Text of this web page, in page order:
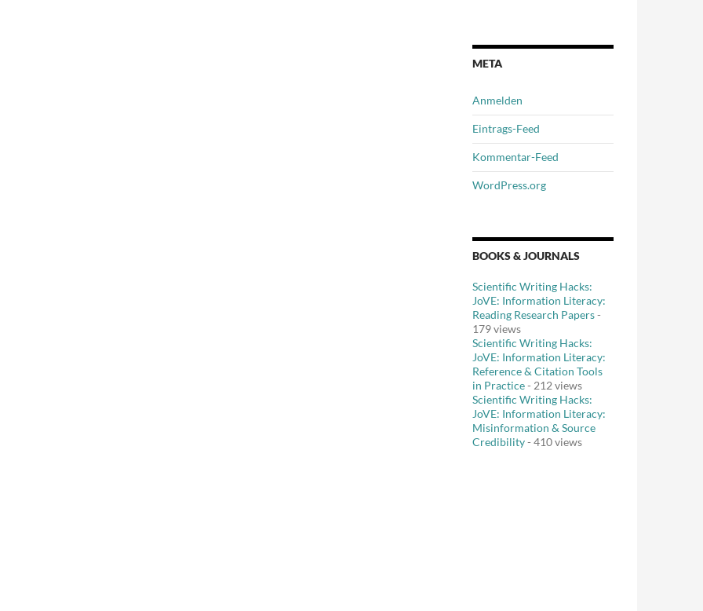
META
Anmelden
Eintrags-Feed
Kommentar-Feed
WordPress.org
BOOKS & JOURNALS
Scientific Writing Hacks:
JoVE: Information Literacy:
Reading Research Papers-
179 views
Scientific Writing Hacks:
JoVE: Information Literacy:
Reference & Citation Tools
in Practice- 212 views
Scientific Writing Hacks:
JoVE: Information Literacy:
Misinformation & Source
Credibility- 410 views